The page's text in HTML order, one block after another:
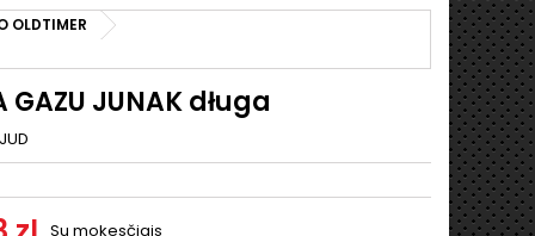
OLDTIMER
GAZU JUNAK długa
Su mokesčiais